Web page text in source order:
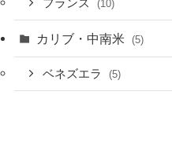
フランス (10)
カリブ・中南米 (5)
ベネズエラ (5)